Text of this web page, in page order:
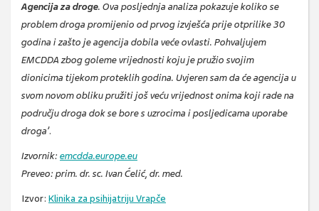
Agencija za droge. Ova posljednja analiza pokazuje koliko se
problem droga promijenio od prvog izvješća prije otprilike 30
godina i zašto je agencija dobila veće ovlasti. Pohvaljujem
EMCDDA zbog goleme vrijednosti koju je pružio svojim
dionicima tijekom proteklih godina. Uvjeren sam da će agencija u
svom novom obliku pružiti još veću vrijednost onima koji rade na
području droga dok se bore s uzrocima i posljedicama uporabe
droga’.
Izvornik: emcdda.europe.eu
Preveo: prim. dr. sc. Ivan Ćelić, dr. med.
Izvor: Klinika za psihijatriju Vrapče